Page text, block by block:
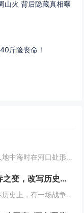
山火 背后隐藏真相曝
斤险丧命！
下埃及地区一般指尼罗河自南向北汇入地中海时在河口处形成的冲积平原地带，即尼罗河三角洲地区，与之相对应的是尼罗河河谷地带的上埃及地区。下埃及水系发达，水网密布，自史前时期就已有人类在此活动。然而，三角洲地区的地下水位较高，不利于地下文物的保存...
一条臭鱼引发的战争：日本本能寺之变，改写历史的诡异之战？
一场由臭鱼引发的日本历史巨变在日本历史上，有一场战争因其离奇的起因而备受瞩目，这便是1582年的本能寺之变。这场战争不仅彻底改变了日本的命运，更因其起因——一条臭鱼，而显得尤为诡异。当时，日本正处于战国时代，各大诸侯势力割据一方。而织田信长...